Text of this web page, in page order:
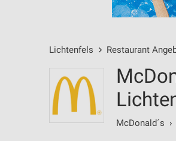
Lichtenfels Restaurant
McDonald´s